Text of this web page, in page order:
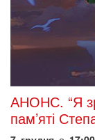
АНОНС. “Я
пам’яті